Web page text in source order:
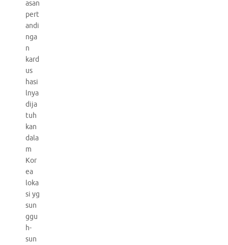
asan
pert
andi
nga
n
kard
us
hasi
lnya
dija
tuh
kan
dala
m
Kor
ea
loka
si yg
sun
ggu
h-
sun